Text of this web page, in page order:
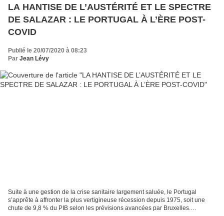
LA HANTISE DE L’AUSTÉRITÉ ET LE SPECTRE
DE SALAZAR : LE PORTUGAL À L’ÈRE POST-
COVID
Publié le 20/07/2020 à 08:23
Par Jean Lévy
Suite à une gestion de la crise sanitaire largement saluée, le Portugal
s’apprête à affronter la plus vertigineuse récession depuis 1975, soit une
chute de 9,8 % du PIB selon les prévisions avancées par Bruxelles.